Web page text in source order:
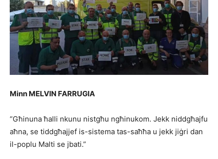
Minn MELVIN FARRUGIA
“Għinuna ħalli nkunu nistgħu ngħinukom. Jekk niddgħajfu
aħna, se tiddgħajjef is-sistema tas-saħħa u jekk jiġri dan
il-poplu Malti se jbati.”